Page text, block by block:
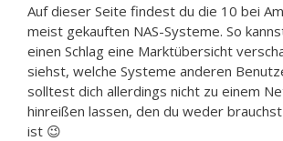
Auf dieser Seite findest du die 10 bei
meist gekauften NAS-Systeme. So
einen Schlag eine Marktübersicht
siehst, welche Systeme anderen
solltest dich allerdings nicht zu einem
hinreißen lassen, den du weder
ist 😉